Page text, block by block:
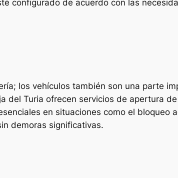
configurado de acuerdo con las
los vehículos también son una parte
del Turia ofrecen servicios de apertura
en situaciones como el bloqueo
demoras significativas.